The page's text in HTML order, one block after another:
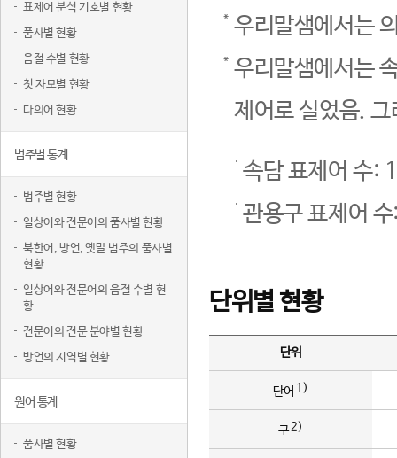
표제어 분석 기호별 현황
품사별 현황
음절 수별 현황
첫 자모별 현황
다의어 현황
범주별 통계
범주별 현황
일상어와 전문어의 품사별 현황
북한어, 방언, 옛말 범주의 품사별
현황
일상어와 전문어의 음절 수별 현
황
전문어의 전문 분야별 현황
방언의 지역별 현황
원어 통계
품사별 현황
우리말샘에서는
우리말샘에서는
제어로 실었음.
속담 표제어 수:
관용구 표제어
단위별 현황
단위
단어 1)
구2)